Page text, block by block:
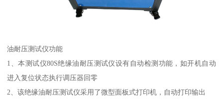
油耐压测试仪功能
1、本测试仪80S绝缘油耐压测试仪设有自动检测功能，如开机自动
进入复位状态执行调压器回零
2、该绝缘油耐压测试仪采用了微型面板式打印机，自动打印输出